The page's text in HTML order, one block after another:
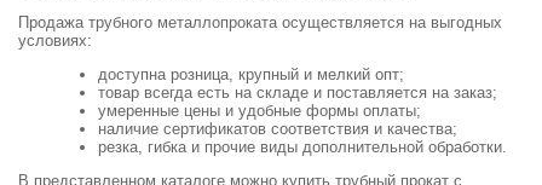
Продажа трубного металлопроката осуществляется на выгодных
условиях:
доступна розница, крупный и мелкий опт;
товар всегда есть на складе и поставляется на заказ;
умеренные цены и удобные формы оплаты;
наличие сертификатов соответствия и качества;
резка, гибка и прочие виды дополнительной обработки.
В представленном каталоге можно купить трубный прокат с